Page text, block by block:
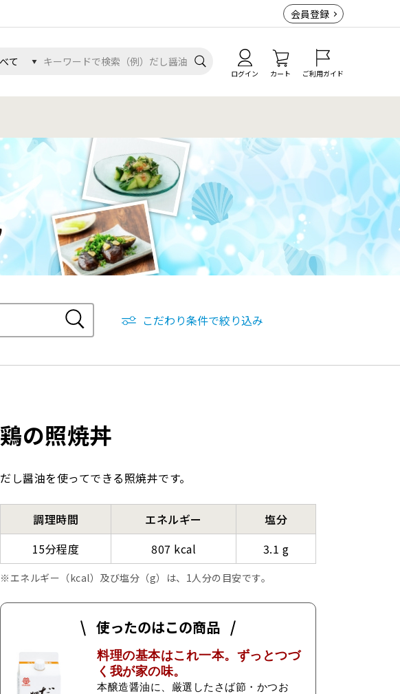
会員登録
ログイン カート ご利用ガイド
こだわり条件で絞り込み
鶏の照焼丼
だし醤油を使ってできる照焼丼です。
調理時間 エネルギー
塩分
15分程度
807 kcal 3.1 g
エネルギー（kcal）及び塩分（g）は、1人分の目安です。
使ったのはこの商品
料理の基本はこれ一本。ずっとつづ
く我が家の味。
本醸造醤油に、厳選したさば節・かつお